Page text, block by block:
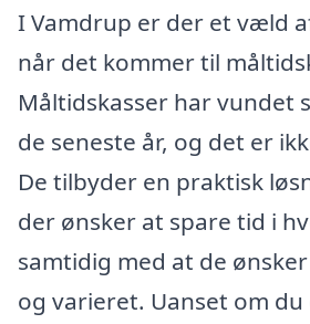
I Vamdrup er der et væld
når det kommer til
Måltidskasser har vundet
de seneste år, og det er
De tilbyder en praktisk
der ønsker at spare tid i
samtidig med at de
og varieret. Uanset om